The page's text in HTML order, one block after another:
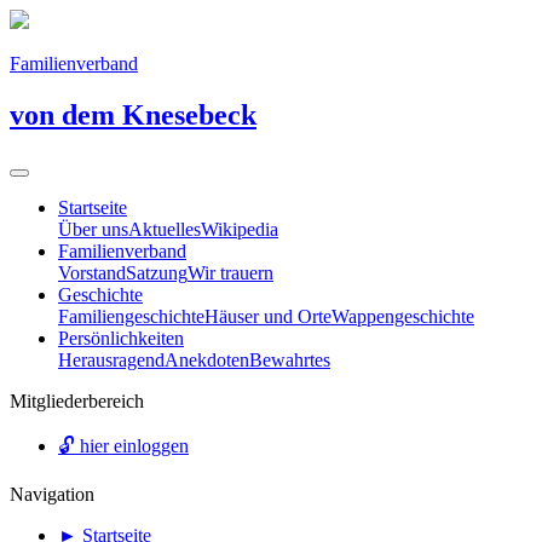
Familienverband
von dem Knesebeck
Startseite
Über unsAktuellesWikipedia
Familienverband
VorstandSatzungWir trauern
Geschichte
FamiliengeschichteHäuser und OrteWappengeschichte
Persönlichkeiten
HerausragendAnekdotenBewahrtes
Mitgliederbereich
🔓 hier einloggen
Navigation
► Startseite